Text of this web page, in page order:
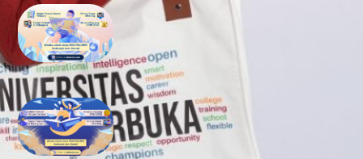
Wondama Gratis Terbaik
Bimbel UTBK SNBT di Teluk
Bintuni Gratis Terbaik